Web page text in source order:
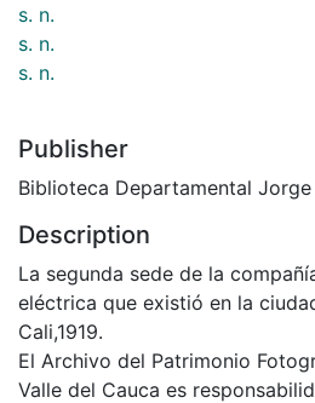
s. n.
s. n.
s. n.
Publisher
Biblioteca Departamental
Description
La segunda sede de la
eléctrica que existió en la
Cali,1919.
El Archivo del Patrimonio
Valle del Cauca es